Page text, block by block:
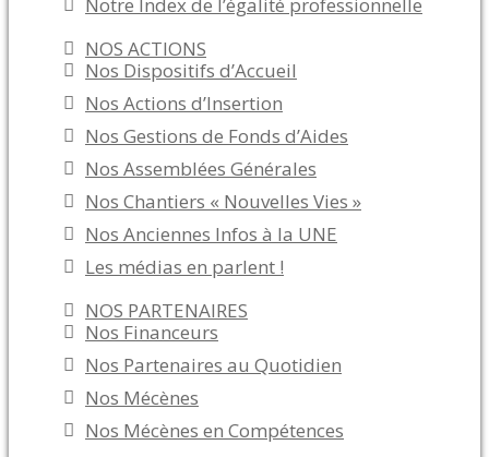
NOS ACTIONS
Nos Dispositifs d’Accueil
Nos Actions d’Insertion
Nos Gestions de Fonds d’Aides
Nos Assemblées Générales
Nos Chantiers « Nouvelles Vies »
Nos Anciennes Infos à la UNE
Les médias en parlent !
NOS PARTENAIRES
Nos Financeurs
Nos Partenaires au Quotidien
Nos Mécènes
Nos Mécènes en Compétences